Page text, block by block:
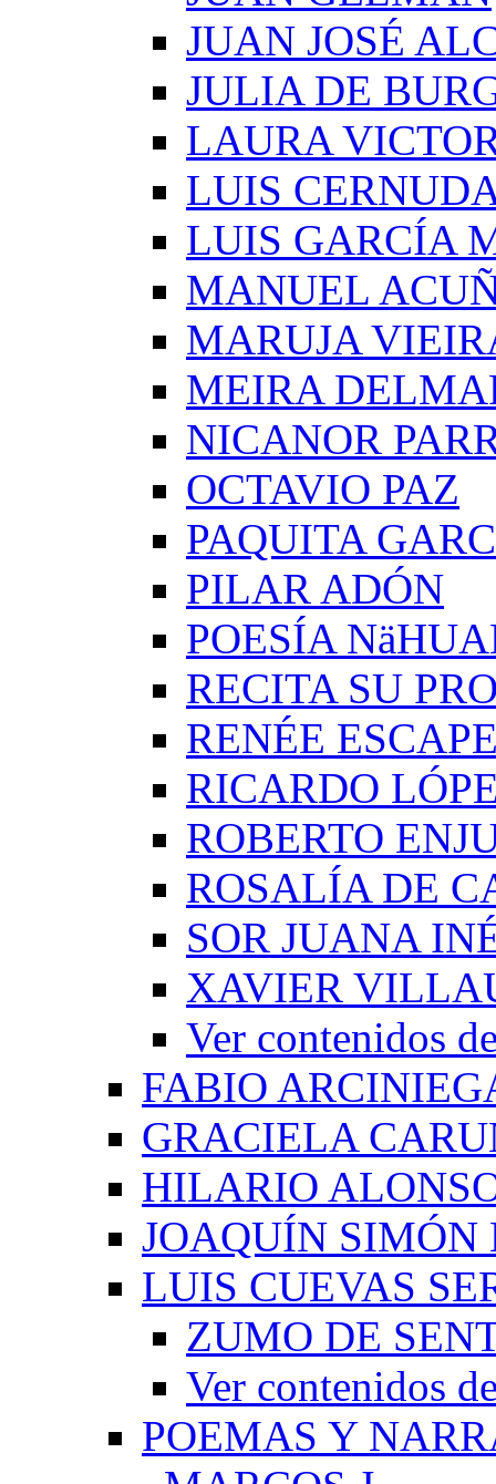
JUAN JOSÉ
JULIA DE
LAURA
LUIS
LUIS GARCÍA
MANUEL
MARUJA
MEIRA
NICANOR
OCTAVIO PAZ
PAQUITA
PILAR ADÓN
POESÍA
RECITA SU
RENÉE
RICARDO
ROBERTO
ROSALÍA DE
SOR JUANA
XAVIER
Ver contenidos
FABIO
GRACIELA
HILARIO
JOAQUÍN SIMÓN
LUIS CUEVAS
ZUMO DE
Ver contenidos
POEMAS Y